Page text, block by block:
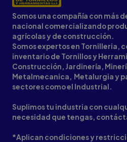
Somos una compañía con más
nacional comercializando
agrícolas y de construcción.
Somos expertos en Tornilleria,
inventario de Tornillos y
Construcción, Jardinería,
Metalmecanica, Metalurgia y
sectores como el Industrial.
Suplimos tu industria con
necesidad que tengas,
*Aplican condiciones y